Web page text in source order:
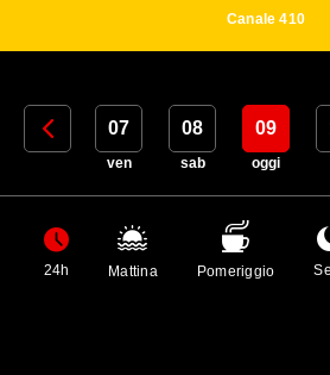
Canale 410
06 07
ven
08
sab
09
oggi
24h Mattina Pomeriggio